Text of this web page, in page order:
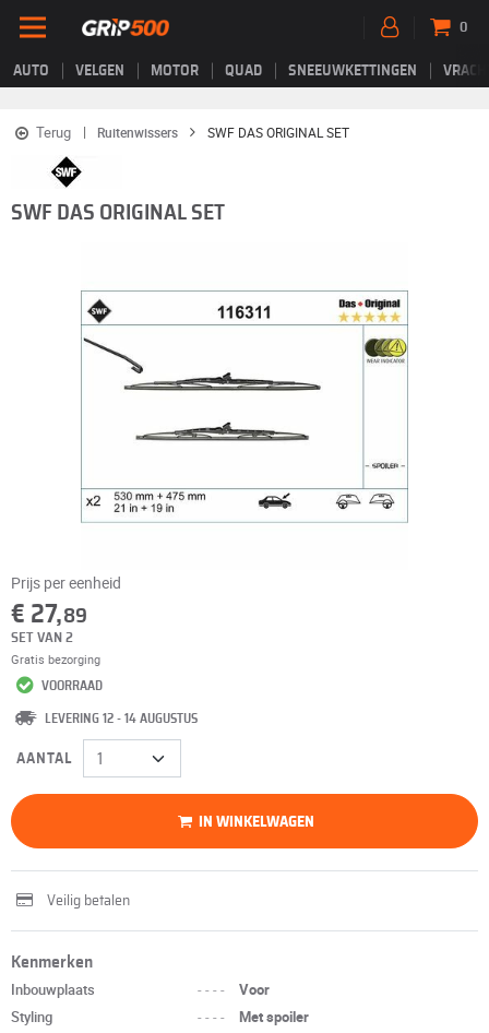
AUTO VELGEN MOTOR QUAD SNEEUWKETTINGEN
0
Terug Ruitenwissers SWF DAS ORIGINAL SET
SWF DAS ORIGINAL SET
Prijs per eenheid
€ 27,89
SET VAN 2
Gratis bezorging
VOORRAAD
LEVERING 12 - 14 AUGUSTUS
AANTAL
IN WINKELWAGEN
Veilig betalen
Kenmerken
Inbouwplaats ----
Voor
Styling
----
Met spoiler